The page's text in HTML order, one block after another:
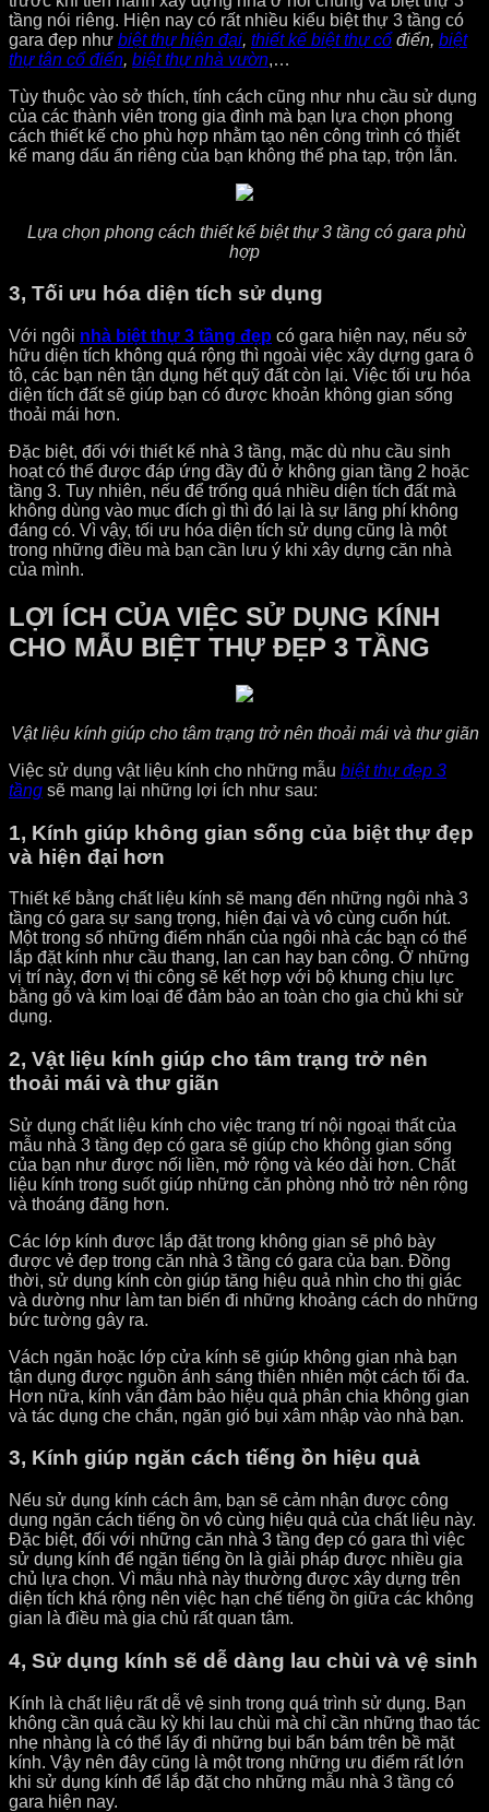
tầng nói riêng. Hiện nay có rất nhiều kiểu biệt thự 3 tầng có
gara đẹp như biệt thự hiện đại, thiết kế biệt thự cổđiển, biệt
thự tân cổ điển, biệt thự nhà vườn,…
Tùy thuộc vào sở thích, tính cách cũng như nhu cầu sử dụng
của các thành viên trong gia đình mà bạn lựa chọn phong
cách thiết kế cho phù hợp nhằm tạo nên công trình có thiết
kế mang dấu ấn riêng của bạn không thể pha tạp, trộn lẫn.
Lựa chọn phong cách thiết kế biệt thự 3 tầng có gara phù
hợp
3, Tối ưu hóa diện tích sử dụng
Với ngôi nhà biệt thự 3 tầng đẹp có gara hiện nay, nếu sở
hữu diện tích không quá rộng thì ngoài việc xây dựng gara ô
tô, các bạn nên tận dụng hết quỹ đất còn lại. Việc tối ưu hóa
diện tích đất sẽ giúp bạn có được khoản không gian sống
thoải mái hơn.
Đặc biệt, đối với thiết kế nhà 3 tầng, mặc dù nhu cầu sinh
hoạt có thể được đáp ứng đầy đủ ở không gian tầng 2 hoặc
tầng 3. Tuy nhiên, nếu để trống quá nhiều diện tích đất mà
không dùng vào mục đích gì thì đó lại là sự lãng phí không
đáng có. Vì vậy, tối ưu hóa diện tích sử dụng cũng là một
trong những điều mà bạn cần lưu ý khi xây dựng căn nhà
của mình.
LỢI ÍCH CỦA VIỆC SỬ DỤNG KÍNH
CHO MẪU BIỆT THỰ ĐẸP 3 TẦNG
Vật liệu kính giúp cho tâm trạng trở nên thoải mái và thư giãn
Việc sử dụng vật liệu kính cho những mẫu biệt thự đẹp 3
tầng sẽ mang lại những lợi ích như sau:
1, Kính giúp không gian sống của biệt thự đẹp
và hiện đại hơn
Thiết kế bằng chất liệu kính sẽ mang đến những ngôi nhà 3
tầng có gara sự sang trọng, hiện đại và vô cùng cuốn hút.
Một trong số những điểm nhấn của ngôi nhà các bạn có thể
lắp đặt kính như cầu thang, lan can hay ban công. Ở những
vị trí này, đơn vị thi công sẽ kết hợp với bộ khung chịu lực
bằng gỗ và kim loại để đảm bảo an toàn cho gia chủ khi sử
dụng.
2, Vật liệu kính giúp cho tâm trạng trở nên
thoải mái và thư giãn
Sử dụng chất liệu kính cho việc trang trí nội ngoại thất của
mẫu nhà 3 tầng đẹp có gara sẽ giúp cho không gian sống
của bạn như được nối liền, mở rộng và kéo dài hơn. Chất
liệu kính trong suốt giúp những căn phòng nhỏ trở nên rộng
và thoáng đãng hơn.
Các lớp kính được lắp đặt trong không gian sẽ phô bày
được vẻ đẹp trong căn nhà 3 tầng có gara của bạn. Đồng
thời, sử dụng kính còn giúp tăng hiệu quả nhìn cho thị giác
và dường như làm tan biến đi những khoảng cách do những
bức tường gây ra.
Vách ngăn hoặc lớp cửa kính sẽ giúp không gian nhà bạn
tận dụng được nguồn ánh sáng thiên nhiên một cách tối đa.
Hơn nữa, kính vẫn đảm bảo hiệu quả phân chia không gian
và tác dụng che chắn, ngăn gió bụi xâm nhập vào nhà bạn.
3, Kính giúp ngăn cách tiếng ồn hiệu quả
Nếu sử dụng kính cách âm, bạn sẽ cảm nhận được công
dụng ngăn cách tiếng ồn vô cùng hiệu quả của chất liệu này.
Đặc biệt, đối với những căn nhà 3 tầng đẹp có gara thì việc
sử dụng kính để ngăn tiếng ồn là giải pháp được nhiều gia
chủ lựa chọn. Vì mẫu nhà này thường được xây dựng trên
diện tích khá rộng nên việc hạn chế tiếng ồn giữa các không
gian là điều mà gia chủ rất quan tâm.
4, Sử dụng kính sẽ dễ dàng lau chùi và vệ sinh
Kính là chất liệu rất dễ vệ sinh trong quá trình sử dụng. Bạn
không cần quá cầu kỳ khi lau chùi mà chỉ cần những thao tác
nhẹ nhàng là có thể lấy đi những bụi bẩn bám trên bề mặt
kính. Vậy nên đây cũng là một trong những ưu điểm rất lớn
khi sử dụng kính để lắp đặt cho những mẫu nhà 3 tầng có
gara hiện nay.